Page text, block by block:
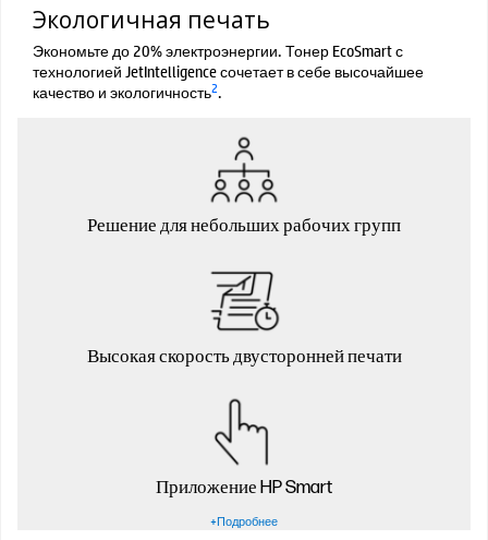
Экологичная печать
Экономьте до 20% электроэнергии. Тонер EcoSmart с
технологией JetIntelligence сочетает в себе высочайшее
качество и экологичность2.
Решение для небольших рабочих групп
Высокая скорость двусторонней печати
Приложение HP Smart
+Подробнее